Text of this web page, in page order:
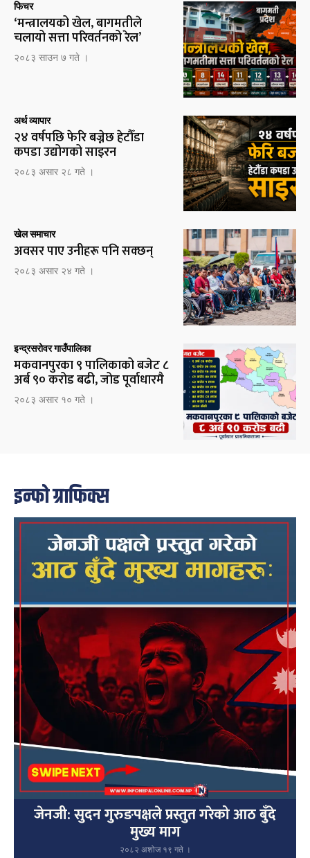
फिचर
‘मन्त्रालयको खेल, बागमतीले
चलायो सत्ता परिवर्तनको रेल’
२०८३ साउन ७ गते ।
अर्थ व्यापार
२४ वर्षपछि फेरि बज्नेछ हेटौँडा
कपडा उद्योगको साइरन
२०८३ असार २८ गते ।
खेल समाचार
अवसर पाए उनीहरू पनि सक्छन्
२०८३ असार २४ गते ।
इन्द्रसरोवर गाउँपालिका
मकवानपुरका ९ पालिकाको बजेट ८
अर्ब ९० करोड बढी, जोड पूर्वाधारमै
२०८३ असार १० गते ।
इन्फो ग्राफिक्स
जेनजी: सुदन गुरुङपक्षले प्रस्तुत गरेको आठ बुँदे
मुख्य माग
२०८२ अशोज १९ गते ।